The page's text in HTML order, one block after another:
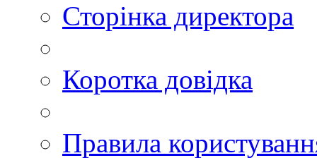
Сторінка директора
Коротка довідка
Правила